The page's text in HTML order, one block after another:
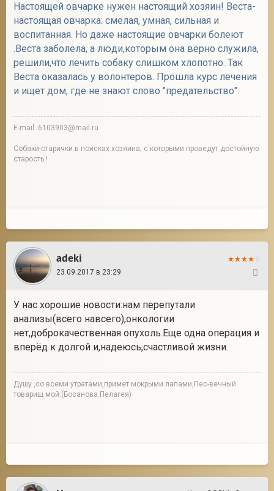
Настоящей овчарке нужен настоящий хозяин! Веста-
настоящая овчарка: смелая, умная, сильная и
воспитанная. Но даже настоящие овчарки болеют
.Веста заболела, а люди,которым она верно служила,
решили,что лечить собаку слишком хлопотно. Так
Веста оказалась у волонтеров. Прошла курс лечения
и ищет дом, где не знают слово "предательство".
E-mail: 6103903@mail.ru
Собаки-старички в поисках хозяина, с которыми проведут достойную
старость !
adeki
23.09.2017 в 23:29
У нас хорошие новости:нам перепутали
анализы(всего навсего),онкологии
нет,доброкачественная опухоль.Еще одна операция и
вперёд к долгой и,надеюсь,счастливой жизни.
Душу ,со всеми утратами,примет мокрыми лапами,Пес-вечный
товарищ мой.(Босанова.Пелагея)